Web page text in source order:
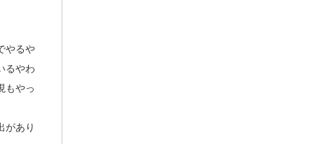
やるや
るやわ
もやっ
があり